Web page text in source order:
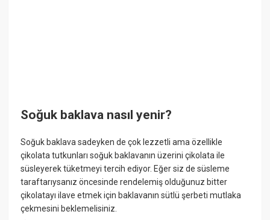
Soğuk baklava nasıl yenir?
Soğuk baklava sadeyken de çok lezzetli ama özellikle
çikolata tutkunları soğuk baklavanın üzerini çikolata ile
süsleyerek tüketmeyi tercih ediyor. Eğer siz de süsleme
taraftarıysanız öncesinde rendelemiş olduğunuz bitter
çikolatayı ilave etmek için baklavanın sütlü şerbeti mutlaka
çekmesini beklemelisiniz.